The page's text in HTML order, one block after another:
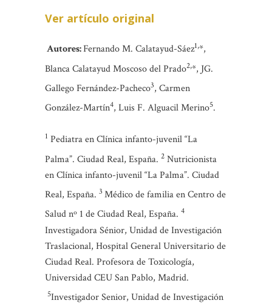
Ver artículo original
Autores:Fernando M. Calatayud-Sáez1,*,
Blanca Calatayud Moscoso del Prado2,*, JG.
Gallego Fernández-Pacheco3, Carmen
González-Martín4, Luis F. Alguacil Merino5.
1 Pediatra en Clínica infanto-juvenil “La
Palma”. Ciudad Real, España. 2 Nutricionista
en Clínica infanto-juvenil “La Palma”. Ciudad
Real, España. 3 Médico de familia en Centro de
Salud nº 1 de Ciudad Real, España. 4
Investigadora Sénior, Unidad de Investigación
Traslacional, Hospital General Universitario de
Ciudad Real. Profesora de Toxicología,
Universidad CEU San Pablo, Madrid.
5Investigador Senior, Unidad de Investigación